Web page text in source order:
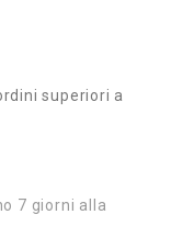
superiori a
7 giorni alla